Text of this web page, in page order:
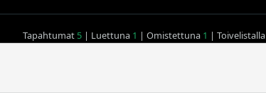
Tapahtumat 5 | Luettuna 1 | Omistettuna 1 | Toivelistalla